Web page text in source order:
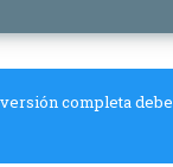
completa